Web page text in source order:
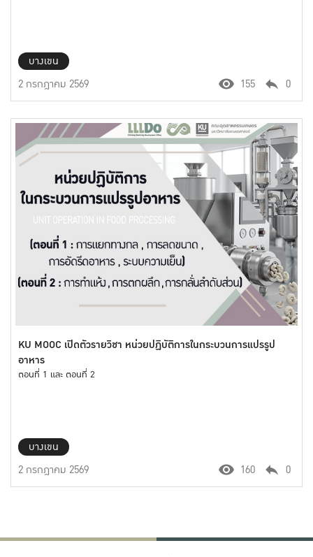
บางเขน
2 กรกฎาคม 2569
155 0
KU MOOC เปิดตัวรายวิชา หน่วยปฏิบัติการในกระบวนการแปรรูป
อาหาร
ตอนที่ 1 และ ตอนที่ 2
บางเขน
2 กรกฎาคม 2569
160 0